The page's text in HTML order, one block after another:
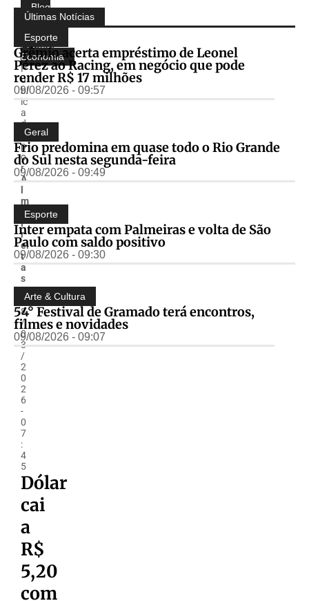
Compartilhe:
Blog
do
Almir
Freitas,
Economia
P
u
bl
ic
a
d
o
p
o
r
A
l
m
ir
F
r
ei
t
a
s
-
1
8
/
0
3
/
2
0
2
6
-
0
7
:
4
5
Dólar
cai
a
R$
5,20
com
Últimas Notícias
Esporte
Grêmio acerta empréstimo de Leonel
Pérez ao Racing, em negócio que pode
render R$ 17 milhões
09/08/2026 - 09:57
Geral
Frio predomina em quase todo o Rio Grande
do Sul nesta segunda-feira
09/08/2026 - 09:49
Esporte
Inter empata com Palmeiras e volta de São
Paulo com saldo positivo
09/08/2026 - 09:30
Arte & Cultura
54° Festival de Gramado terá encontros,
filmes e novidades
09/08/2026 - 09:07